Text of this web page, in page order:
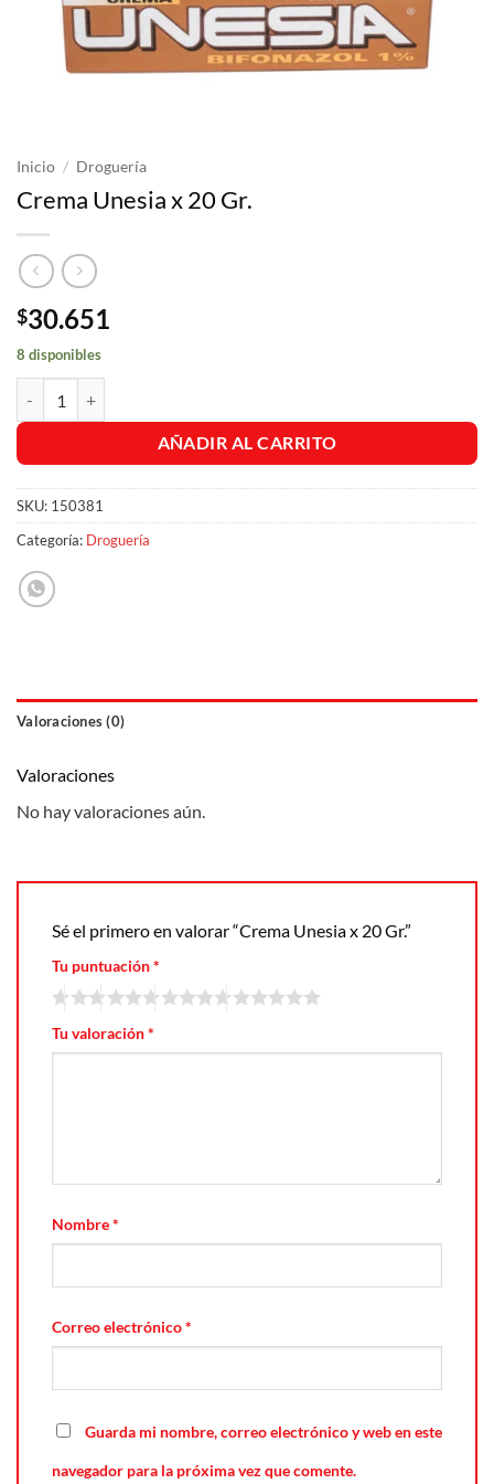
Inicio / Droguería
Crema Unesia x 20 Gr.
$30.651
8 disponibles
AÑADIR AL CARRITO
SKU: 150381
Categoría: Droguería
Valoraciones (0)
Valoraciones
No hay valoraciones aún.
Sé el primero en valorar “Crema Unesia x 20 Gr.”
Tu puntuación*
Tu valoración*
Nombre*
Correo electrónico*
Guarda mi nombre, correo electrónico y web en este
navegador para la próxima vez que comente.